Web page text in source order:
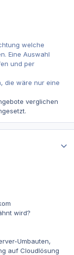
welche
Eine Auswahl
und per
die wäre nur eine
verglichen
wird?
Umbauten,
auf Cloudlösung